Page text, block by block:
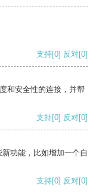
支持[0] 反对[0]
和安全性的连接，并帮
支持[0] 反对[0]
功能，比如增加一个自
支持[0] 反对[0]